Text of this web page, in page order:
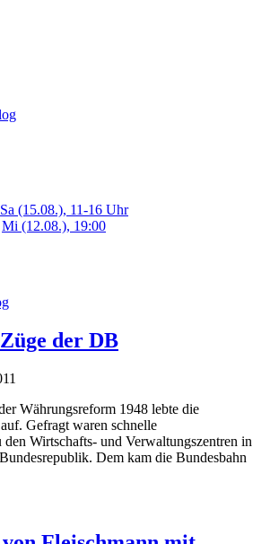
Sa (15.08.), 11-16 Uhr
Mi (12.08.), 19:00
der DB
Währungsreform 1948 lebte die
Gefragt waren schnelle
Wirtschafts- und Verwaltungszentren in
Dem kam die Bundesbahn